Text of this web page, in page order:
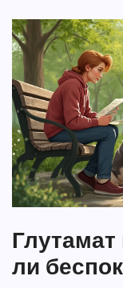
Глутамат
ли